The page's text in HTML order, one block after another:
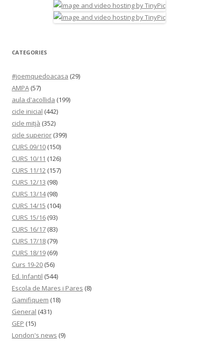
CATEGORIES
#joemquedoacasa (29)
AMPA (57)
aula d'acollida (199)
cicle inicial (442)
cicle mitjà (352)
cicle superior (399)
CURS 09/10 (150)
CURS 10/11 (126)
CURS 11/12 (157)
CURS 12/13 (98)
CURS 13/14(98)
CURS 14/15 (104)
CURS 15/16 (93)
CURS 16/17 (83)
CURS 17/18 (79)
CURS 18/19 (69)
Curs 19-20 (56)
Ed. Infantil (544)
Escola de Mares i Pares (8)
Gamifiquem (18)
General (431)
GEP (15)
London's news (9)